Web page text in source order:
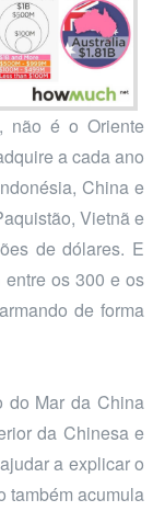
não é o Oriente
a cada ano
China e
Vietnã e
de dólares. E
os 300 e os
de forma
do Mar da China
da Chinesa e
a explicar o
também acumula